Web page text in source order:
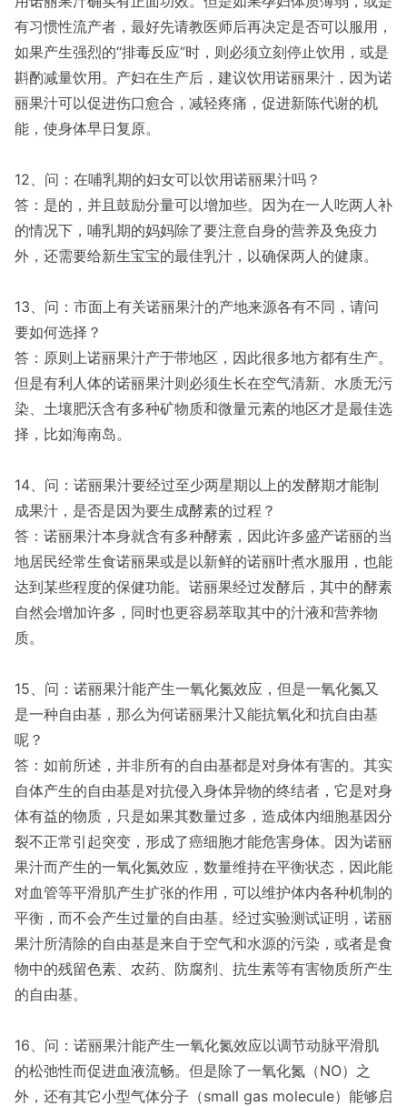
有习惯性流产者，最好先请教医师后再决定是否可以服用，
如果产生强烈的“排毒反应”时，则必须立刻停止饮用，或是
斟酌减量饮用。产妇在生产后，建议饮用诺丽果汁，因为诺
丽果汁可以促进伤口愈合，减轻疼痛，促进新陈代谢的机
能，使身体早日复原。
12、问：在哺乳期的妇女可以饮用诺丽果汁吗？
答：是的，并且鼓励分量可以增加些。因为在一人吃两人补
的情况下，哺乳期的妈妈除了要注意自身的营养及免疫力
外，还需要给新生宝宝的最佳乳汁，以确保两人的健康。
13、问：市面上有关诺丽果汁的产地来源各有不同，请问
要如何选择？
答：原则上诺丽果汁产于带地区，因此很多地方都有生产。
但是有利人体的诺丽果汁则必须生长在空气清新、水质无污
染、土壤肥沃含有多种矿物质和微量元素的地区才是最佳选
择，比如海南岛。
14、问：诺丽果汁要经过至少两星期以上的发酵期才能制
成果汁，是否是因为要生成酵素的过程？
答：诺丽果汁本身就含有多种酵素，因此许多盛产诺丽的当
地居民经常生食诺丽果或是以新鲜的诺丽叶煮水服用，也能
达到某些程度的保健功能。诺丽果经过发酵后，其中的酵素
自然会增加许多，同时也更容易萃取其中的汁液和营养物
质。
15、问：诺丽果汁能产生一氧化氮效应，但是一氧化氮又
是一种自由基，那么为何诺丽果汁又能抗氧化和抗自由基
呢？
答：如前所述，并非所有的自由基都是对身体有害的。其实
自体产生的自由基是对抗侵入身体异物的终结者，它是对身
体有益的物质，只是如果其数量过多，造成体内细胞基因分
裂不正常引起突变，形成了癌细胞才能危害身体。因为诺丽
果汁而产生的一氧化氮效应，数量维持在平衡状态，因此能
对血管等平滑肌产生扩张的作用，可以维护体内各种机制的
平衡，而不会产生过量的自由基。经过实验测试证明，诺丽
果汁所清除的自由基是来自于空气和水源的污染，或者是食
物中的残留色素、农药、防腐剂、抗生素等有害物质所产生
的自由基。
16、问：诺丽果汁能产生一氧化氮效应以调节动脉平滑肌
的松弛性而促进血液流畅。但是除了一氧化氮（NO）之
外，还有其它小型气体分子（small gas molecule）能够启